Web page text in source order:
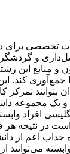
تخصصی برای
و
و منابع این
جمع‌آوری کند.
بتوانند تمرکز
یک مجموعه
افراد
در نتیجه هر
جذاب اعم از
می‌توانند